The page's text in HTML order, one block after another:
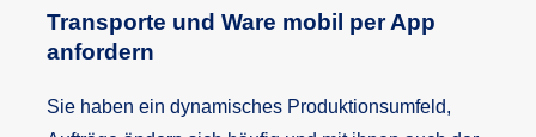
Transporte und Ware mobil per App
anfordern
Sie haben ein dynamisches Produktionsumfeld,